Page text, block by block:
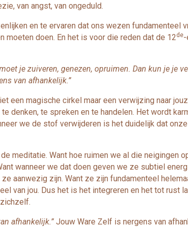
van angst, van ongeduld.
en te ervaren dat ons wezen fundamenteel
doen. En het is voor die reden dat de 12de
je zuiveren, genezen, opruimen. Dan kun je je
van afhankelijk.”
een magische cirkel maar een verwijzing naar
denken, te spreken en te handelen. Het wordt
we de stof verwijderen is het duidelijk dat
meditatie. Want hoe ruimen we al die neigingen
wanneer we dat doen geven we ze subtiel
aanwezig zijn. Want ze zijn fundamenteel
van jou. Dus het is het integreren en het tot rust
afhankelijk.” Jouw Ware Zelf is nergens van